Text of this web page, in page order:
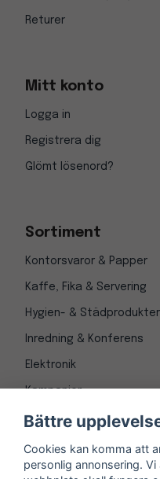
Returer
Mitt konto
Logga in
Registrera dig
Glömt lösenord?
Sortiment
Kontorsvaror & Papper
Kaffe, Fika & Servering
Hygien- & Städprodukter
Inredning & Konferens
Elektronik
Kampanjer
Bättre
Cookies kan komma att
personlig annonsering.